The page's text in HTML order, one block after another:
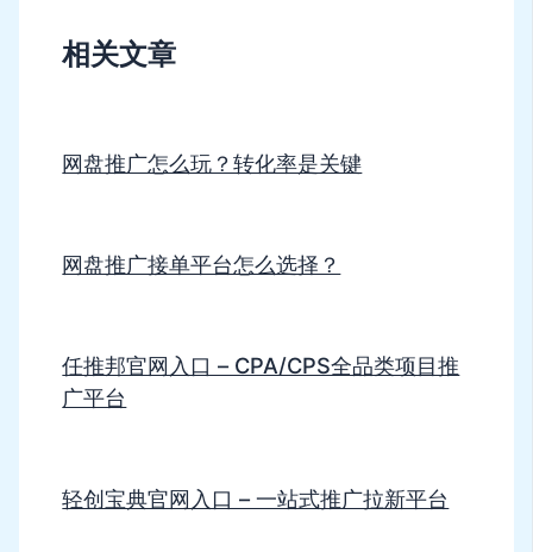
相关文章
网盘推广怎么玩？转化率是关键
网盘推广接单平台怎么选择？
任推邦官网入口 – CPA/CPS全品类项目推
广平台
轻创宝典官网入口 – 一站式推广拉新平台